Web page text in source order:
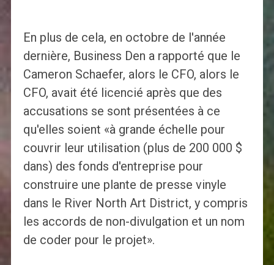
En plus de cela, en octobre de l'année
dernière, Business Den a rapporté que le
Cameron Schaefer, alors le CFO, alors le
CFO, avait été licencié après que des
accusations se sont présentées à ce
qu'elles soient «à grande échelle pour
couvrir leur utilisation (plus de 200 000 $
dans) des fonds d'entreprise pour
construire une plante de presse vinyle
dans le River North Art District, y compris
les accords de non-divulgation et un nom
de coder pour le projet».